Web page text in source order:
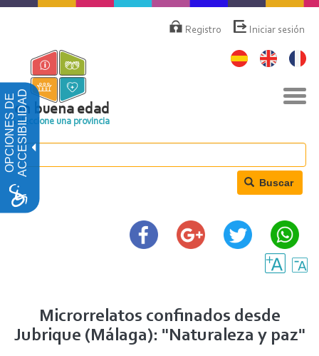
OPCIONES DEACCESIBILIDAD
Pasar
contenido
principal
deRegistro Iniciar sesión
en buena edad
Seleccione una provincia
Buscar
Microrrelatos confinados desde
Jubrique (Málaga): "Naturaleza y paz"